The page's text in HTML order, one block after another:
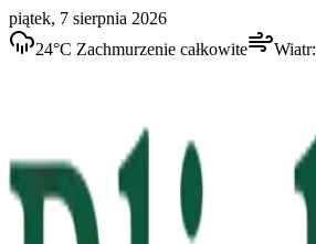
piątek, 7 sierpnia 2026
24°C Zachmurzenie całkowite Wiatr: